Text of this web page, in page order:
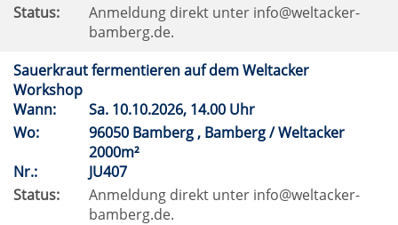
Status:
Anmeldung direkt unter info@weltacker-
bamberg.de.
Sauerkraut fermentieren auf dem Weltacker
Workshop
Wann:
Sa. 10.10.2026, 14.00 Uhr
Wo:
96050 Bamberg , Bamberg / Weltacker
2000m²
Nr.:
JU407
Status:
Anmeldung direkt unter info@weltacker-
bamberg.de.